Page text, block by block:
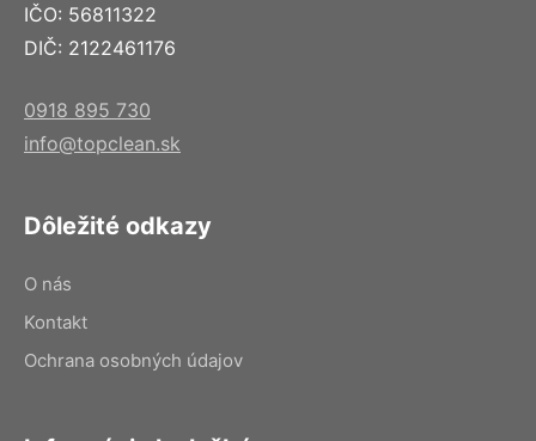
IČO: 56811322
DIČ: 2122461176
0918 895 730
info@topclean.sk
Dôležité odkazy
O nás
Kontakt
Ochrana osobných údajov